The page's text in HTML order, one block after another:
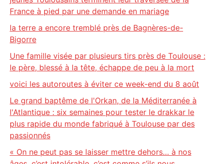
France à pied par une demande en mariage
la terre a encore tremblé près de Bagnères-de-
Bigorre
Une famille visée par plusieurs tirs près de Toulouse :
le père, blessé à la tête, échappe de peu à la mort
voici les autoroutes à éviter ce week-end du 8 août
Le grand baptême de l'Orkan, de la Méditerranée à
l'Atlantique : six semaines pour tester le drakkar le
plus rapide du monde fabriqué à Toulouse par des
passionnés
« On ne peut pas se laisser mettre dehors… à nos